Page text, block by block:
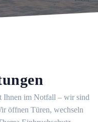
Ihnen im Notfall – wir sind
öffnen Türen, wechseln